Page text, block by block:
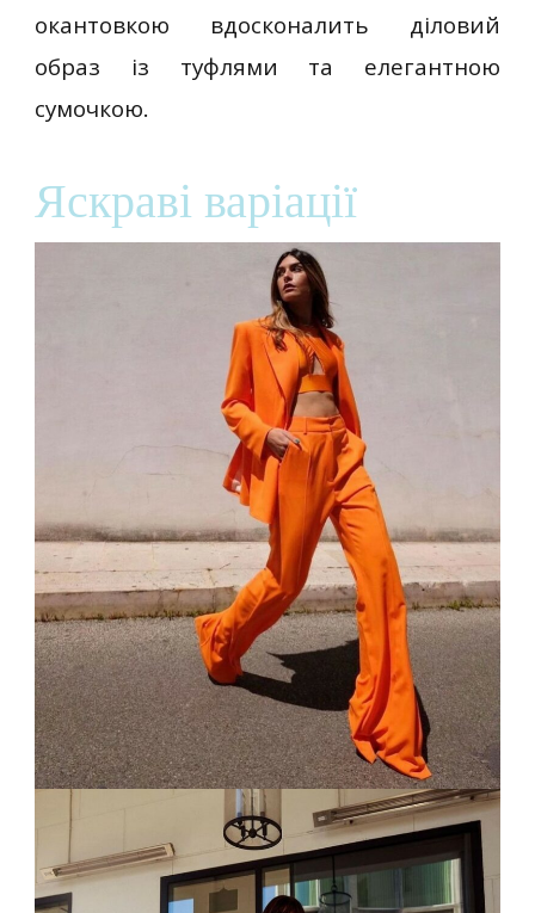
окантовкою вдосконалить діловий
образ із туфлями та елегантною
сумочкою.
Яскраві варіації